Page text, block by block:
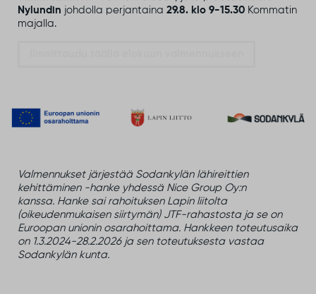
Nylundin johdolla perjantaina 29.8. klo 9-15.30 Kommatin
majalla.
Valmennukset järjestää Sodankylän lähireittien
kehittäminen -hanke yhdessä Nice Group Oy:n
kanssa. Hanke sai rahoituksen Lapin liitolta
(oikeudenmukaisen siirtymän) JTF-rahastosta ja se on
Euroopan unionin osarahoittama. Hankkeen toteutusaika
on 1.3.2024-28.2.2026 ja sen toteutuksesta vastaa
Sodankylän kunta.